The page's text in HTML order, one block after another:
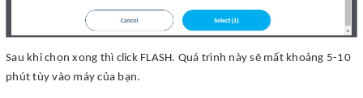
Sau khi chọn xong thì click FLASH. Quá trình này sẽ mất khoảng 5-10
phút tùy vào máy của bạn.